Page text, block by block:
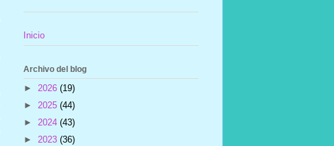
Inicio
Archivo del blog
► 2026 (19)
► 2025 (44)
► 2024 (43)
► 2023 (36)